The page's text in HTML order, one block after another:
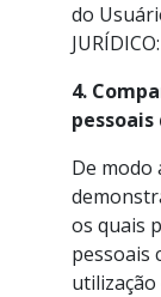
do
4.
pessoais
De modo
os quais
pessoais